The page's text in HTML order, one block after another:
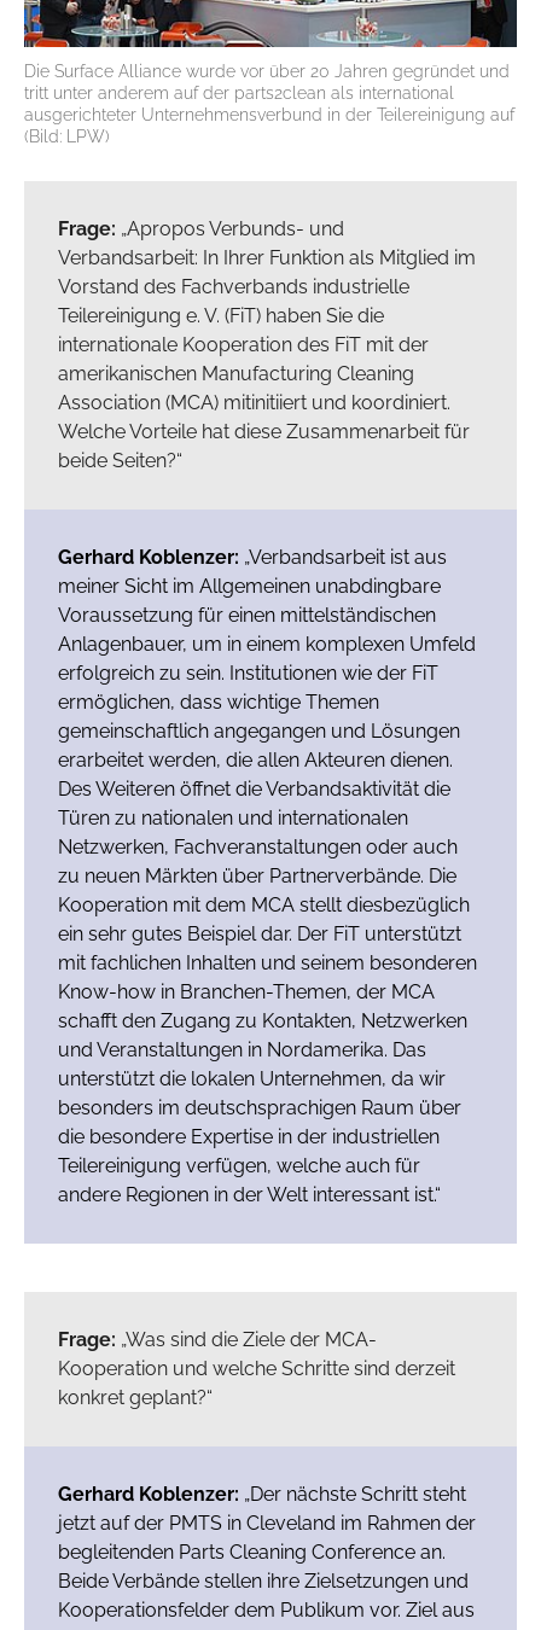
Die Surface Alliance wurde vor über 20 Jahren gegründet und
tritt unter anderem auf der parts2clean als international
ausgerichteter Unternehmensverbund in der Teilereinigung auf
(Bild: LPW)
Frage: „Apropos Verbunds- und
Verbandsarbeit: In Ihrer Funktion als Mitglied im
Vorstand des Fachverbands industrielle
Teilereinigung e. V. (FiT) haben Sie die
internationale Kooperation des FiT mit der
amerikanischen Manufacturing Cleaning
Association (MCA) mitinitiiert und koordiniert.
Welche Vorteile hat diese Zusammenarbeit für
beide Seiten?“
Gerhard Koblenzer: „Verbandsarbeit ist aus
meiner Sicht im Allgemeinen unabdingbare
Voraussetzung für einen mittelständischen
Anlagenbauer, um in einem komplexen Umfeld
erfolgreich zu sein. Institutionen wie der FiT
ermöglichen, dass wichtige Themen
gemeinschaftlich angegangen und Lösungen
erarbeitet werden, die allen Akteuren dienen.
Des Weiteren öffnet die Verbandsaktivität die
Türen zu nationalen und internationalen
Netzwerken, Fachveranstaltungen oder auch
zu neuen Märkten über Partnerverbände. Die
Kooperation mit dem MCA stellt diesbezüglich
ein sehr gutes Beispiel dar. Der FiT unterstützt
mit fachlichen Inhalten und seinem besonderen
Know-how in Branchen-Themen, der MCA
schafft den Zugang zu Kontakten, Netzwerken
und Veranstaltungen in Nordamerika. Das
unterstützt die lokalen Unternehmen, da wir
besonders im deutschsprachigen Raum über
die besondere Expertise in der industriellen
Teilereinigung verfügen, welche auch für
andere Regionen in der Welt interessant ist.“
Frage: „Was sind die Ziele der MCA-
Kooperation und welche Schritte sind derzeit
konkret geplant?“
Gerhard Koblenzer: „Der nächste Schritt steht
jetzt auf der PMTS in Cleveland im Rahmen der
begleitenden Parts Cleaning Conference an.
Beide Verbände stellen ihre Zielsetzungen und
Kooperationsfelder dem Publikum vor. Ziel aus